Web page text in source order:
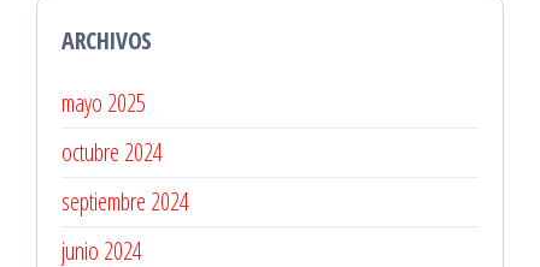
ARCHIVOS
mayo 2025
octubre 2024
septiembre 2024
junio 2024